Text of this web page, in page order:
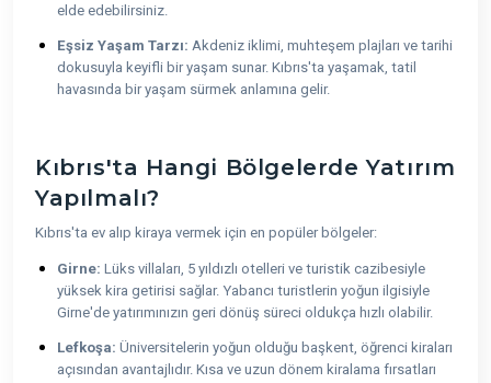
elde edebilirsiniz.
Eşsiz Yaşam Tarzı: Akdeniz iklimi, muhteşem plajları ve tarihi
dokusuyla keyifli bir yaşam sunar. Kıbrıs'ta yaşamak, tatil
havasında bir yaşam sürmek anlamına gelir.
Kıbrıs'ta Hangi Bölgelerde Yatırım
Yapılmalı?
Kıbrıs'ta ev alıp kiraya vermek için en popüler bölgeler:
Girne: Lüks villaları, 5 yıldızlı otelleri ve turistik cazibesiyle
yüksek kira getirisi sağlar. Yabancı turistlerin yoğun ilgisiyle
Girne'de yatırımınızın geri dönüş süreci oldukça hızlı olabilir.
Lefkoşa: Üniversitelerin yoğun olduğu başkent, öğrenci kiraları
açısından avantajlıdır. Kısa ve uzun dönem kiralama fırsatları